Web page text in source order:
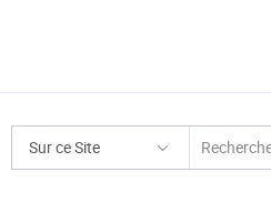
Sur ce Site